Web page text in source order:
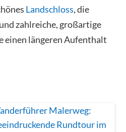
Landschloss, die
zahlreiche, großartige
einen längeren Aufenthalt
Malerweg:
Rundtour im